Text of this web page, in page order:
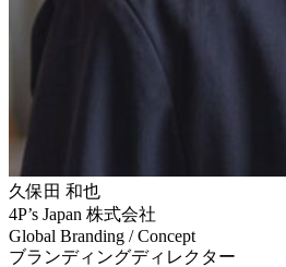
久保田 和也
4P’s Japan 株式会社
Global Branding / Concept
ブランディングディレクター